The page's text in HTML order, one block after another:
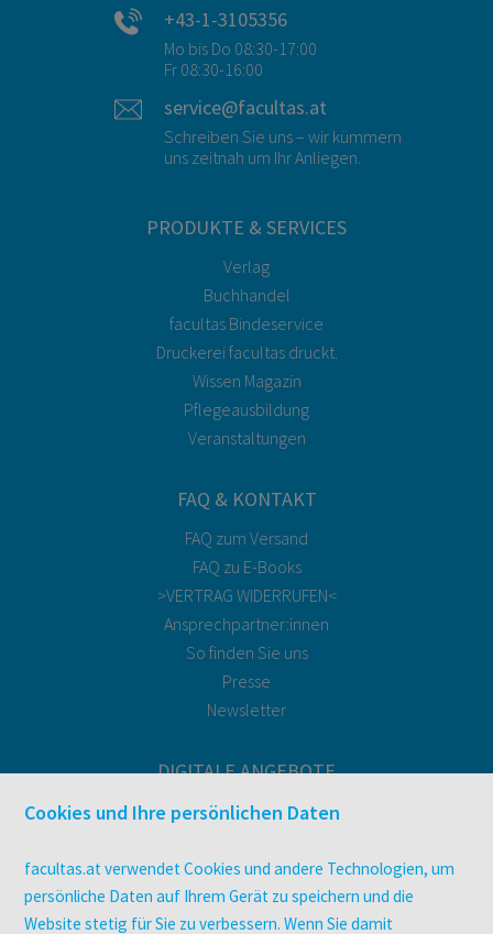
+43-1-3105356
Mo bis Do 08:30-17:00
Fr 08:30-16:00
service@facultas.at
Schreiben Sie uns – wir kümmern
uns zeitnah um Ihr Anliegen.
PRODUKTE & SERVICES
Verlag
Buchhandel
facultas Bindeservice
Druckerei facultas druckt.
Wissen Magazin
Pflegeausbildung
Veranstaltungen
FAQ & KONTAKT
FAQ zum Versand
FAQ zu E-Books
>VERTRAG WIDERRUFEN<
Ansprechpartner:innen
So finden Sie uns
Presse
Newsletter
DIGITALE ANGEBOTE
Überblick
utb elibrary
E-Books
facultas Club
Cookies und Ihre persönlichen Daten
facultas.at verwendet Cookies und andere Technologien, um
persönliche Daten auf Ihrem Gerät zu speichern und die
Website stetig für Sie zu verbessern. Wenn Sie damit